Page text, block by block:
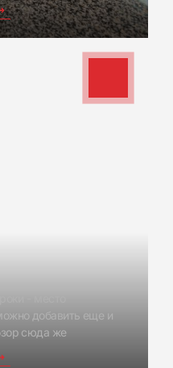
добавить еще и
сюда же